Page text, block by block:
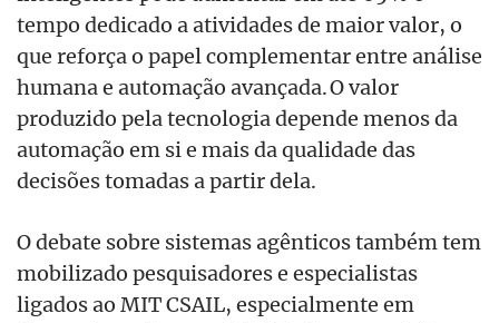
tempo dedicado a atividades de maior valor, o
que reforça o papel complementar entre análise
humana e automação avançada. O valor
produzido pela tecnologia depende menos da
automação em si e mais da qualidade das
decisões tomadas a partir dela.
O debate sobre sistemas agênticos também tem
mobilizado pesquisadores e especialistas
ligados ao MIT CSAIL, especialmente em